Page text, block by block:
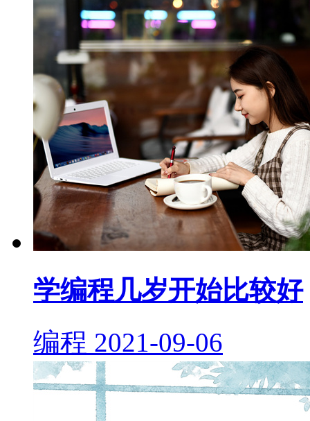
学编程几岁开始比较好
编程 2021-09-06